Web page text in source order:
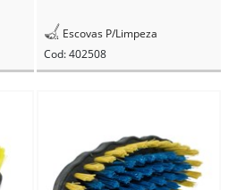
Escovas P/Limpeza
Cod: 402508